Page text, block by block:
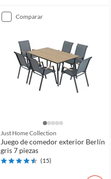
comparar
Just Home Collection
Juego de comedor exterior Berlín
gris 7 piezas
(15)